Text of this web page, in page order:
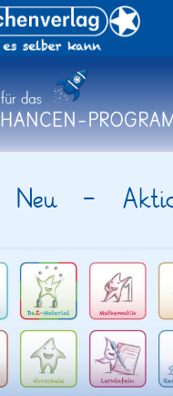
Neu -